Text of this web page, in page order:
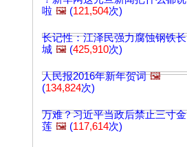
啦 🖼️ (121,504次)
长记性：江泽民强力腐蚀钢铁长
城 🖼️ (425,910次)
人民报2016年新年贺词 🖼️
(134,824次)
万难？习近平当政后禁止三寸金
莲 🖼️ (117,614次)